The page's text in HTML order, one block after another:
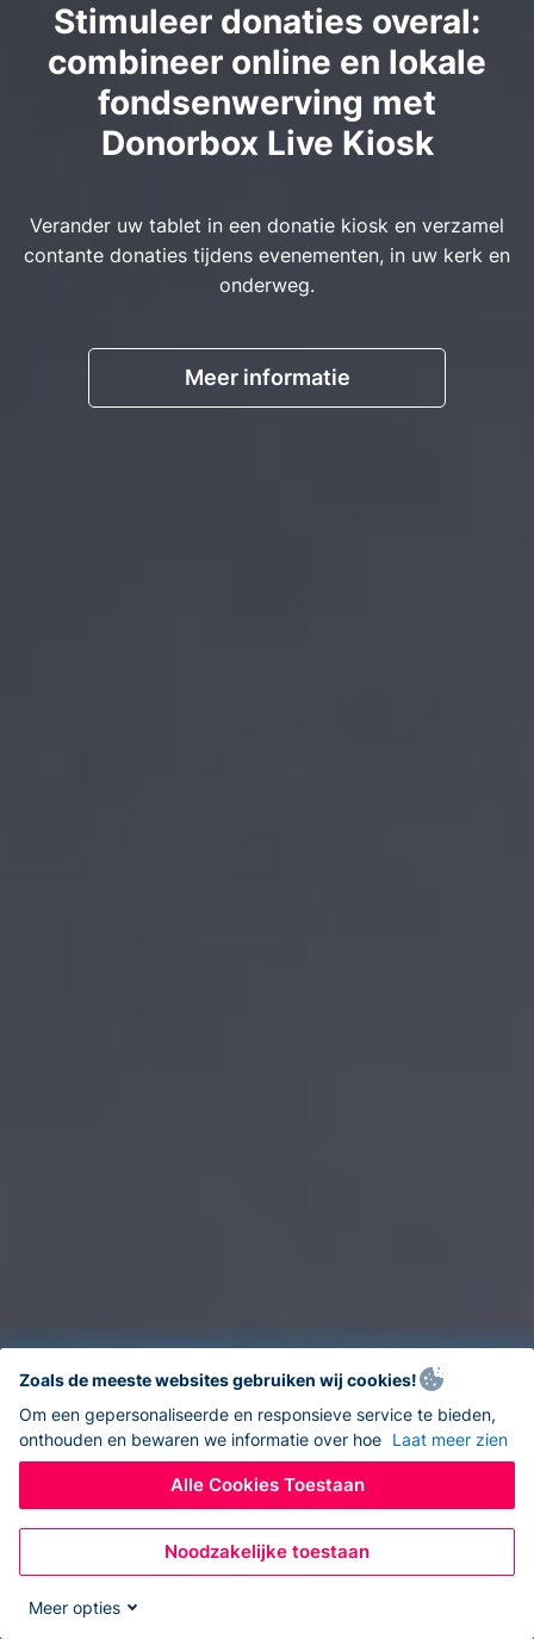
Stimuleer donaties overal:
combineer online en lokale
fondsenwerving met
Donorbox Live Kiosk
Verander uw tablet in een donatie kiosk en verzamel
contante donaties tijdens evenementen, in uw kerk en
onderweg.
Meer informatie
Zoals de meeste websites gebruiken wij cookies!
Om een gepersonaliseerde en responsieve service te bieden,
onthouden en bewaren we informatie over hoe Laat meer zien
Alle Cookies Toestaan
Noodzakelijke toestaan
Meer opties